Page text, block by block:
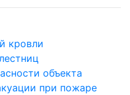
кровли
объекта
при пожаре